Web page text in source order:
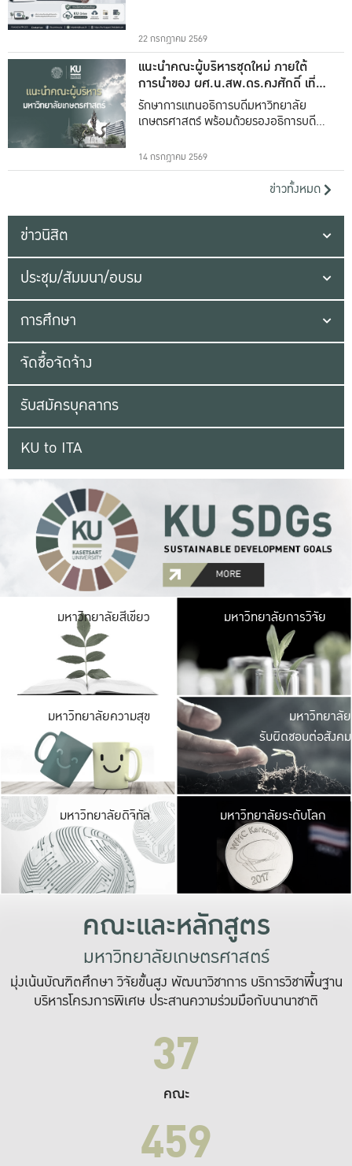
22 กรกฎาคม 2569
แนะนำคณะผู้บริหารชุดใหม่ ภายใต้
การนำของ ผศ.น.สพ.ดร.คงศักดิ์ เที่ยง
ธรรม
รักษาการแทนอธิการบดีมหาวิทยาลัย
เกษตรศาสตร์ พร้อมด้วยรองอธิการบดีทั้ง
14 กรกฎาคม 2569
ข่าวทั้งหมด
ข่าวนิสิต
ประชุม/สัมมนา/อบรม
การศึกษา
จัดซื้อจัดจ้าง
รับสมัครบุคลากร
KU to ITA
มหาวิทยาลัยสีเขียว มหาวิ
มีพื้นที่เขียวสดใส
เป็นป่าในเมือง เกษต
มหาวิทยาลัยการวิจัย
มหาวิทยาลัยความสุข มหาวิ
ค
เปิดประ
และพบเรื่องราวใ
มหาวิทยาลัย
รับผิดชอบต่อสังคม
มหาวิทยาลัยดิจิทัล มหาวิ
เปลี่ยนแปลง แล
เพื่อทำง
ระบบสารสนเทศ
มหาวิทยาลัยระดับโลก
คณะและหลักสูตร
มหาวิทยาลัยเกษตรศาสตร์
มุ่งเน้นบัณฑิตศึกษา วิจัยขั้นสูง พัฒนาวิชาการ บริการวิชาพื้นฐาน
บริหารโครงการพิเศษ ประสานความร่วมมือกับนานาชาติ
37
คณะ
459